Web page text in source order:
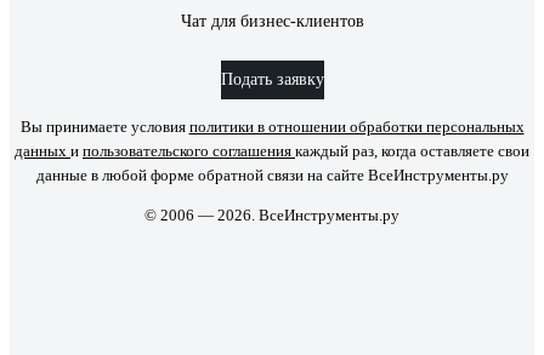
Чат для бизнес-клиентов
Подать заявку
Вы принимаете условия политики в отношении обработки персональных
данных и пользовательского соглашения каждый раз, когда оставляете свои
данные в любой форме обратной связи на сайте ВсеИнструменты.ру
© 2006 — 2026. ВсеИнструменты.ру